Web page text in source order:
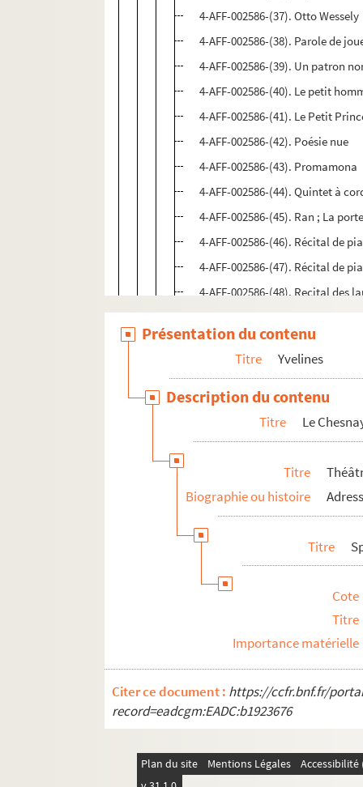
4-AFF-002586-(37). Otto Wessely
4-AFF-002586-(38). Parole de
4-AFF-002586-(39). Un patron
4-AFF-002586-(40). Le petit
4-AFF-002586-(41). Le Petit
4-AFF-002586-(42). Poésie nue
4-AFF-002586-(43). Promamona
4-AFF-002586-(44). Quintet à
4-AFF-002586-(45). Ran ; La
4-AFF-002586-(46). Récital de
4-AFF-002586-(47). Récital de
4-AFF-002586-(48). Recital des
4-AFF-002586-(49). Les Sipolo
4-AFF-002586-(50). La soupière
4-AFF-002586-(51). Sous le
4-AFF-002586-(52). Tchouk
4-AFF-002586-(53). Les yeux
Conflans-Sainte-Honorine
Guyancourt
Maisons-Laffitte
Marly-le-Roi
Saint-Germain-en-Laye
Saint-Quentin-en-Yvelines
Sartrouville
Versailles
Présentation du contenu
Titre Yvelines
Description du contenu
Titre Le
Titre
Biographie ou histoire
Titre
Cote
Titre
Importance matérielle
Citer ce document : https://ccfr.bnf.fr/
record=eadcgm:EADC:b1923676
Plan du site Mentions Légales